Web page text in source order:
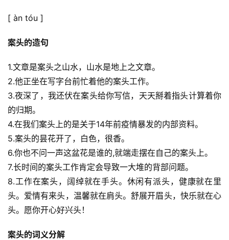
[ àn tóu ]
案头的造句
1.文章是案头之山水，山水是地上之文章。
2.他正坐在写字台前忙着他的案头工作。
3.夜深了，我还伏在案头给你写信，天天掰着指头计算着你
的归期。
4.在我们案头上的是关于14年前疫情暴发的内部资料。
5.案头的昙花开了，白色，很香。
6.你也不问一声这盆花是谁的,就端走摆在自己的案头上。
7.长时间的案头工作肯定会导致一大堆的背部问题。
8.工作在案头，阔绰就在手头。休闲有派头，健康就在里
头。爱情有来头，温馨就在肩头。舒展开眉头，快乐就在心
头。愿你开心好兴头！
案头的词义分解